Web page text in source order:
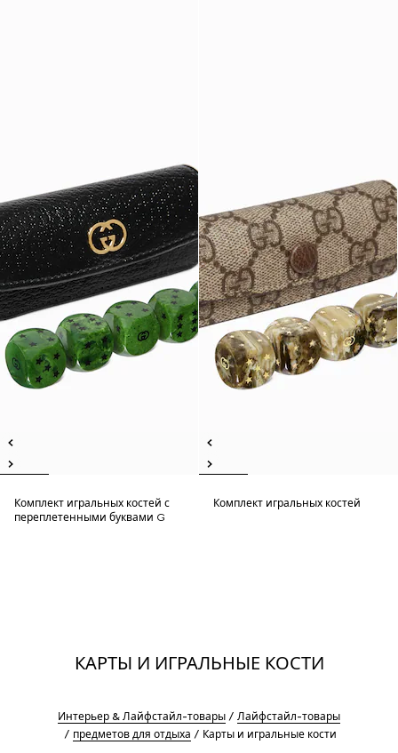
Комплект игральных костей с
переплетенными буквами G
Комплект игральных костей
КАРТЫ И ИГРАЛЬНЫЕ КОСТИ
Интерьер & Лайфстайл-товары
Лайфстайл-товары
предметов для отдыха
Карты и игральные кости